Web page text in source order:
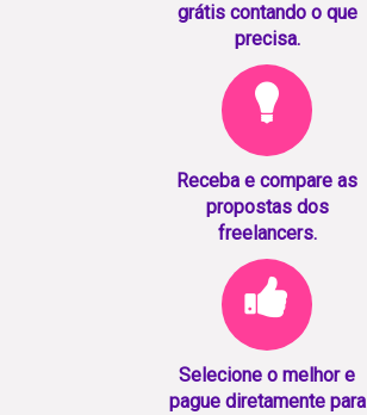
grátis contando o que
precisa.
Receba e compare as
propostas dos
freelancers.
Selecione o melhor e
pague diretamente para